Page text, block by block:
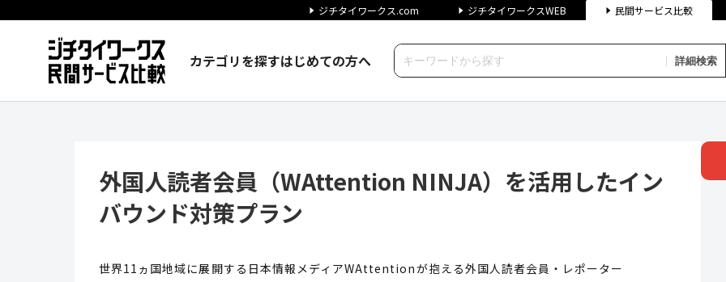
ジチタイワークス.com ジチタイワークスWEB 民間サービス比較
カテゴリを探すはじめての方へ 詳細検索
外国人読者会員（WAttention NINJA）を活用したイン
バウンド対策プラン
世界11ヵ国地域に展開する日本情報メディアWAttentionが抱える外国人読者会員・レポーター